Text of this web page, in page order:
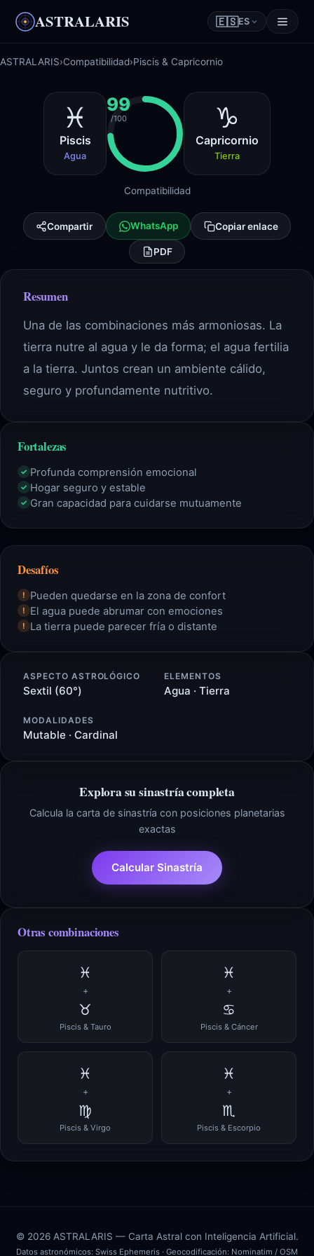
ASTRALARIS 🇪🇸ES
ASTRALARIS›Compatibilidad›Piscis & Capricornio
♓
Piscis
Agua
99
/100 ♑
Capricornio
Tierra
Compatibilidad
Compartir WhatsApp Copiar enlace
PDF
Resumen
Una de las combinaciones más armoniosas. La
tierra nutre al agua y le da forma; el agua fertilia
a la tierra. Juntos crean un ambiente cálido,
seguro y profundamente nutritivo.
Fortalezas
✓ Profunda comprensión emocional
✓ Hogar seguro y estable
✓ Gran capacidad para cuidarse mutuamente
Desafíos
! Pueden quedarse en la zona de confort
! El agua puede abrumar con emociones
! La tierra puede parecer fría o distante
ASPECTO ASTROLÓGICO
Sextil (60°)
ELEMENTOS
Agua · Tierra
MODALIDADES
Mutable · Cardinal
Explora su sinastría completa
Calcula la carta de sinastría con posiciones planetarias
exactas
Calcular Sinastría
Otras combinaciones
♓
+
♉
Piscis & Tauro
♓
+
♋
Piscis & Cáncer
♓
+
♍
Piscis & Virgo
♓
+
♏
Piscis & Escorpio
© 2026 ASTRALARIS — Carta Astral con Inteligencia Artificial.
Datos astronómicos: Swiss Ephemeris · Geocodificación: Nominatim / OSM